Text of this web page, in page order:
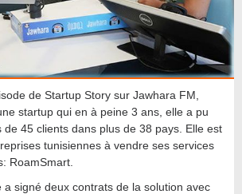
de Startup Story sur Jawhara FM,
startup qui en à peine 3 ans, elle a pu
de 45 clients dans plus de 38 pays. Elle est
tunisiennes à vendre ses services
RoamSmart.
a signé deux contrats de la solution avec